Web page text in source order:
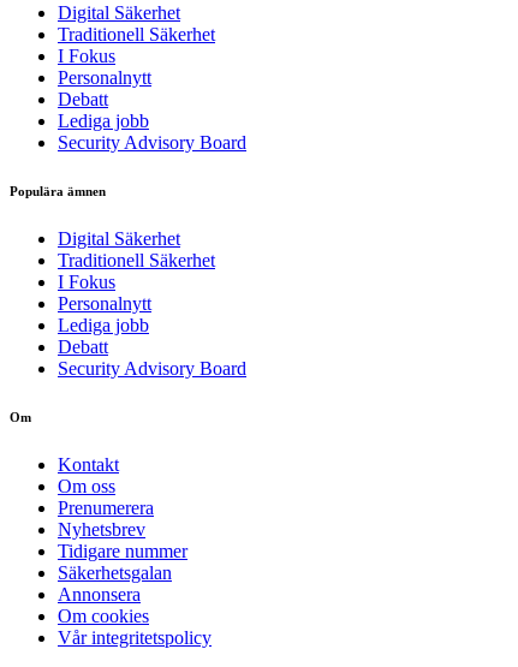
Digital Säkerhet
Traditionell Säkerhet
I Fokus
Personalnytt
Debatt
Lediga jobb
Security Advisory Board
Populära ämnen
Digital Säkerhet
Traditionell Säkerhet
I Fokus
Personalnytt
Lediga jobb
Debatt
Security Advisory Board
Om
Kontakt
Om oss
Prenumerera
Nyhetsbrev
Tidigare nummer
Säkerhetsgalan
Annonsera
Om cookies
Vår integritetspolicy